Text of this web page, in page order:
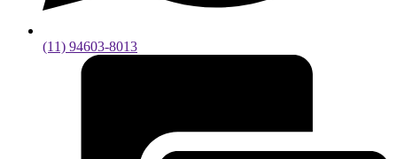
(11) 94603-8013